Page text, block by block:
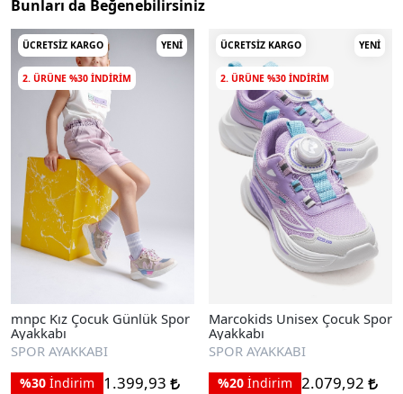
Bunları da Beğenebilirsiniz
ÜCRETSIZ KARGO YENI
2. ÜRÜNE %30 INDIRIM
mnpc Kız Çocuk Günlük Spor
Ayakkabı
SPOR AYAKKABI
%30 İndirim
1.399,93
ÜCRETSIZ KARGO YENI
2. ÜRÜNE %30 INDIRIM
Marcokids Unisex Çocuk Spor
Ayakkabı
SPOR AYAKKABI
%20 İndirim 2.079,92